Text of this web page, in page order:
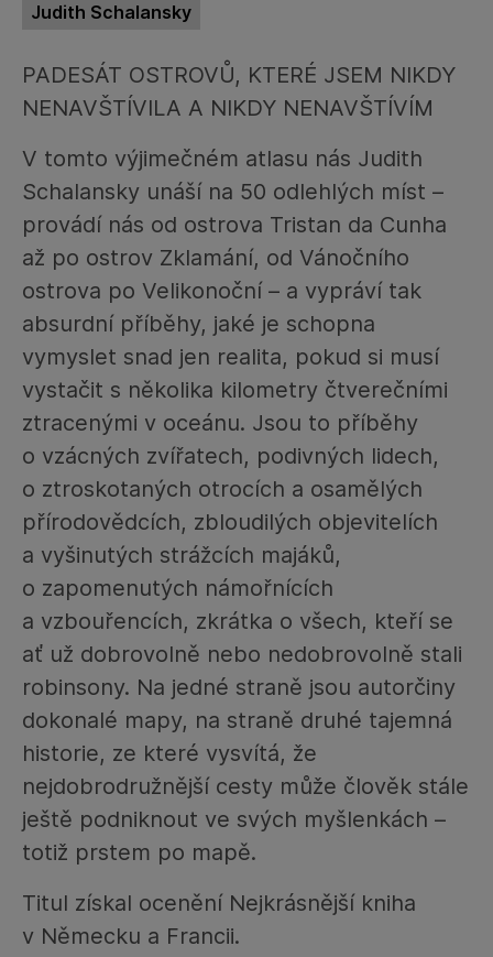
Judith Schalansky
PADESÁT OSTROVŮ, KTERÉ JSEM NIKDY
NENAVŠTÍVILA A NIKDY NENAVŠTÍVÍM
V tomto výjimečném atlasu nás Judith
Schalansky unáší na 50 odlehlých míst –
provádí nás od ostrova Tristan da Cunha
až po ostrov Zklamání, od Vánočního
ostrova po Velikonoční – a vypráví tak
absurdní příběhy, jaké je schopna
vymyslet snad jen realita, pokud si musí
vystačit s několika kilometry čtverečními
ztracenými v oceánu. Jsou to příběhy
o vzácných zvířatech, podivných lidech,
o ztroskotaných otrocích a osamělých
přírodovědcích, zbloudilých objevitelích
a vyšinutých strážcích majáků,
o zapomenutých námořnících
a vzbouřencích, zkrátka o všech, kteří se
ať už dobrovolně nebo nedobrovolně stali
robinsony. Na jedné straně jsou autorčiny
dokonalé mapy, na straně druhé tajemná
historie, ze které vysvítá, že
nejdobrodružnější cesty může člověk stále
ještě podniknout ve svých myšlenkách –
totiž prstem po mapě.
Titul získal ocenění Nejkrásnější kniha
v Německu a Francii.